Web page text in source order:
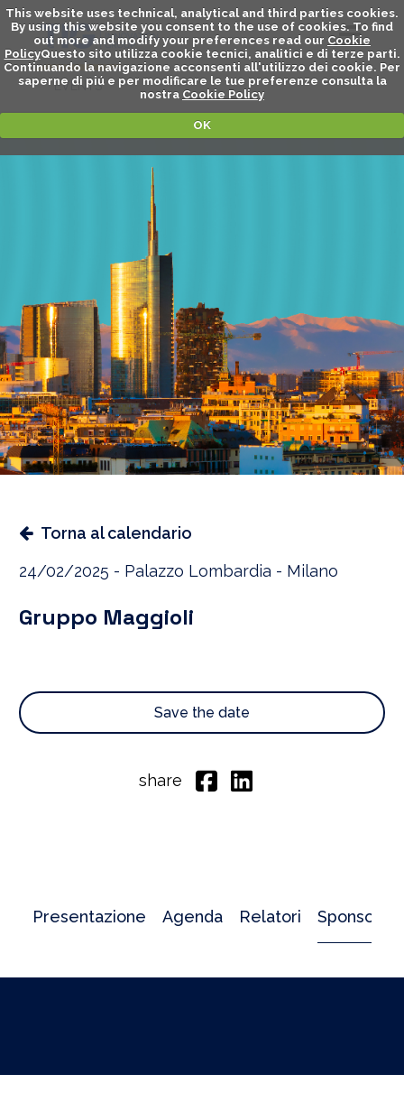
This website uses technical, analytical and third parties cookies.
By using this website you consent to the use of cookies. To find
out more and modify your preferences read our Cookie
PolicyQuesto sito utilizza cookie tecnici, analitici e di terze parti.
Continuando la navigazione acconsenti all'utilizzo dei cookie. Per
saperne di piú e per modificare le tue preferenze consulta la
nostra Cookie Policy
OK
EVENTS
Torna al calendario
24/02/2025 - Palazzo Lombardia - Milano
Gruppo Maggioli
Save the date
share
Presentazione Agenda Relatori Sponsor